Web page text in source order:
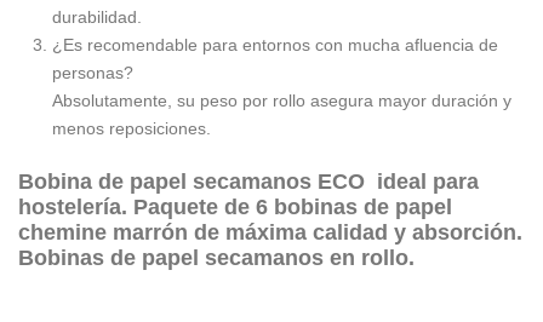
durabilidad.
¿Es recomendable para entornos con mucha afluencia de
personas?
Absolutamente, su peso por rollo asegura mayor duración y
menos reposiciones.
Bobina de papel secamanos ECO ideal para
hostelería. Paquete de 6 bobinas de papel
chemine marrón de máxima calidad y absorción.
Bobinas de papel secamanos en rollo.